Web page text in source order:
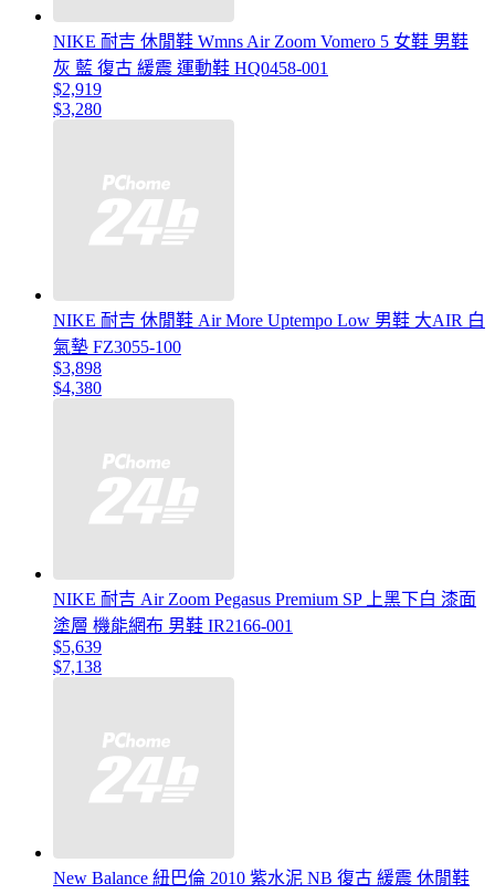
NIKE 耐吉 休閒鞋 Wmns Air Zoom Vomero 5 女鞋 男鞋
灰 藍 復古 緩震 運動鞋 HQ0458-001
$2,919
$3,280
NIKE 耐吉 休閒鞋 Air More Uptempo Low 男鞋 大AIR 白
氣墊 FZ3055-100
$3,898
$4,380
NIKE 耐吉 Air Zoom Pegasus Premium SP 上黑下白 漆面
塗層 機能網布 男鞋 IR2166-001
$5,639
$7,138
New Balance 紐巴倫 2010 紫水泥 NB 復古 緩震 休閒鞋